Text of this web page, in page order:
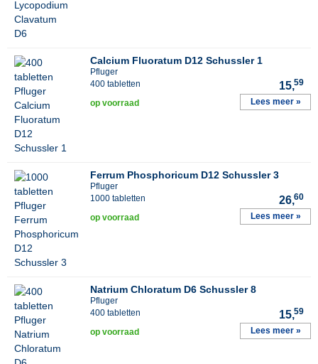
Calcium Fluoratum D12 Schussler 1
Pfluger
400 tabletten
15,59
op voorraad Lees meer »
Ferrum Phosphoricum D12 Schussler 3
Pfluger
1000 tabletten
26,60
op voorraad Lees meer »
Natrium Chloratum D6 Schussler 8
Pfluger
400 tabletten
15,59
op voorraad Lees meer »